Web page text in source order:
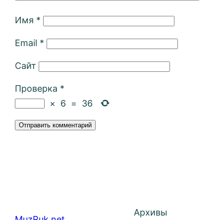
Имя *
Email *
Сайт
Проверка *
×
6 = 36
Архивы